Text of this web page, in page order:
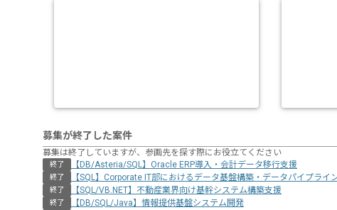
募集が終了した案件
募集は終了していますが、参画先を探す際にお役立てください
終了 【DB/Asteria/SQL】Oracle ERP導入・会計データ移行支援
終了 【SQL】Corporate IT部におけるデータ基盤構築・データパイプライ
終了 【SQL/VB.NET】不動産業界向け基幹システム構築支援
終了 【DB/SQL/Java】情報提供基盤システム開発